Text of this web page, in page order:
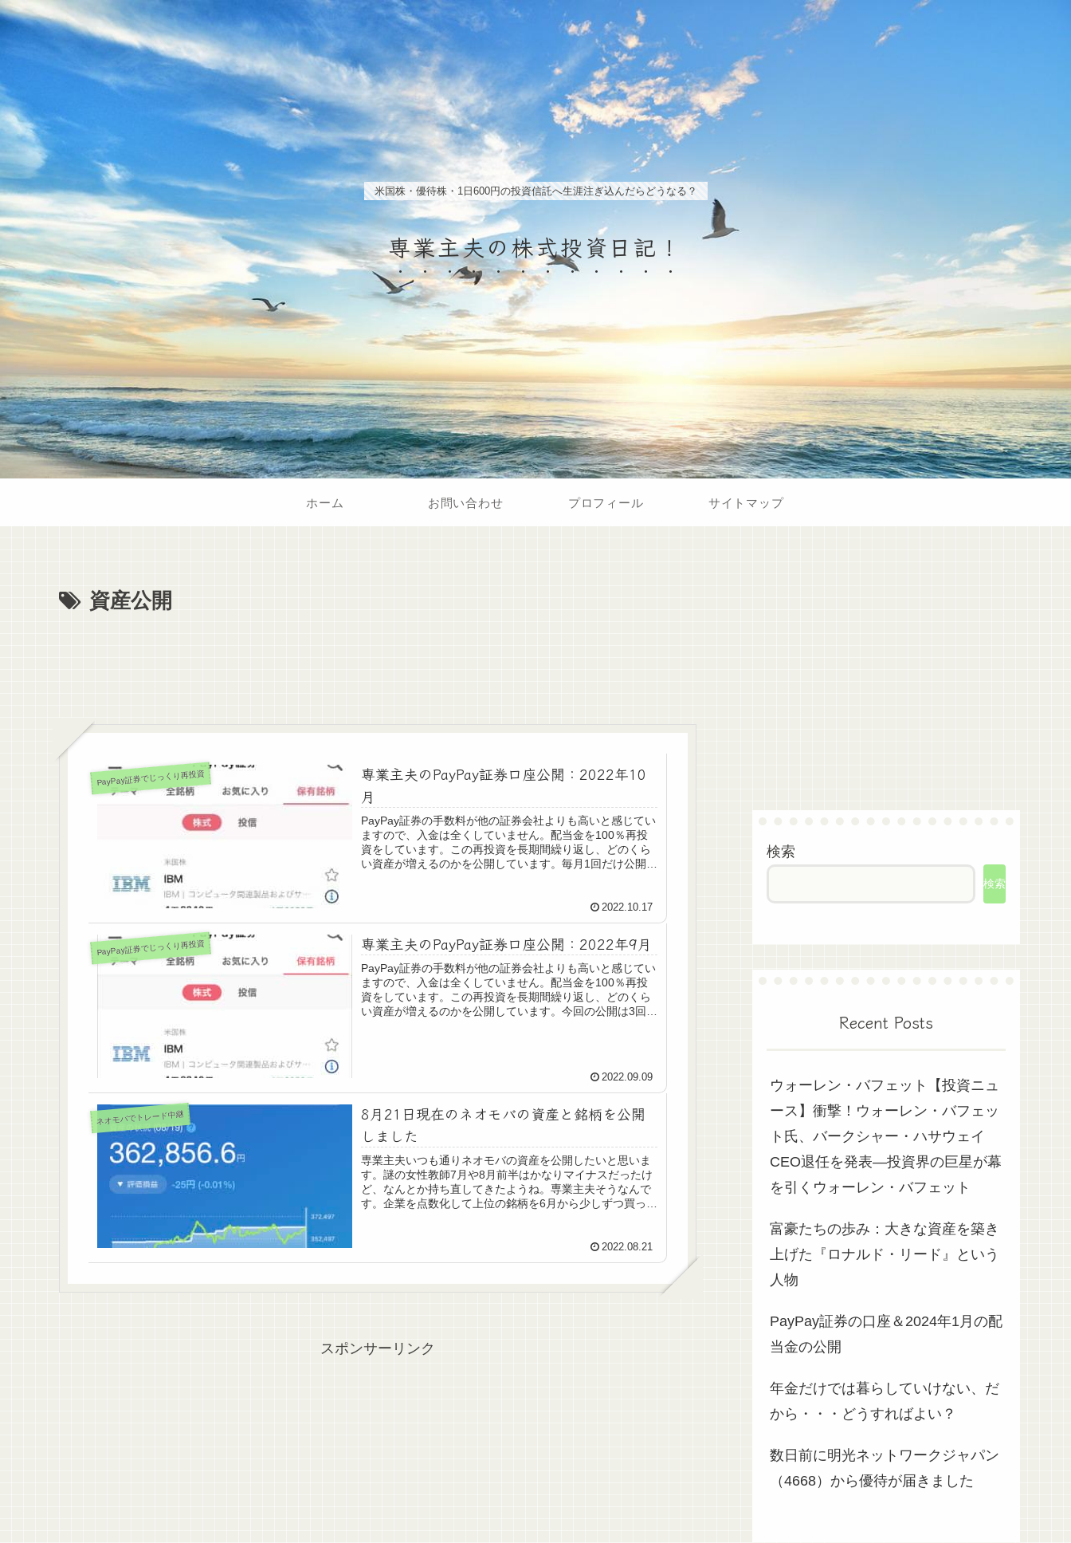
米国株・優待株・1日600円の投資信託へ生涯注ぎ込んだらどうなる？
専業主夫の株式投資日記！
ホーム お問い合わせ プロフィール サイトマップ
資産公開
PayPay証券でじっくり再投資
専業主夫のPayPay証券口座公開：2022年10
月
PayPay証券の手数料が他の証券会社よりも高いと感じてい
ますので、入金は全くしていません。配当金を100％再投
資をしています。この再投資を長期間繰り返し、どのくら
い資産が増えるのかを公開しています。毎月1回だけ公開し
2022.10.17
PayPay証券でじっくり再投資 専業主夫のPayPay証券口座公開：2022年9月
PayPay証券の手数料が他の証券会社よりも高いと感じてい
ますので、入金は全くしていません。配当金を100％再投
資をしています。この再投資を長期間繰り返し、どのくら
い資産が増えるのかを公開しています。今回の公開は3回目
2022.09.09
ネオモバでトレード中継
8月21日現在のネオモバの資産と銘柄を公開
しました
専業主夫いつも通りネオモバの資産を公開したいと思いま
す。謎の女性教師7月や8月前半はかなりマイナスだったけ
ど、なんとか持ち直してきたようね。専業主夫そうなんで
す。企業を点数化して上位の銘柄を6月から少しずつ買って
2022.08.21
スポンサーリンク
検索
検索
Recent Posts
ウォーレン・バフェット【投資ニュ
ース】衝撃！ウォーレン・バフェッ
ト氏、バークシャー・ハサウェイ
CEO退任を発表—投資界の巨星が幕
を引くウォーレン・バフェット
富豪たちの歩み：大きな資産を築き
上げた『ロナルド・リード』という
人物
PayPay証券の口座＆2024年1月の配
当金の公開
年金だけでは暮らしていけない、だ
から・・・どうすればよい？
数日前に明光ネットワークジャパン
（4668）から優待が届きました